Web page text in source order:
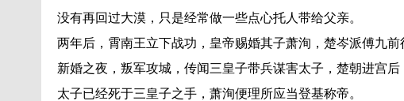
没有再回过大漠，只是经常做一些点心托人带给父亲。
两年后，霄南王立下战功，皇帝赐婚其子萧洵，楚岑派傅九前
新婚之夜，叛军攻城，传闻三皇子带兵谋害太子，楚朝进宫
太子已经死于三皇子之手，萧洵便理所应当登基称帝。